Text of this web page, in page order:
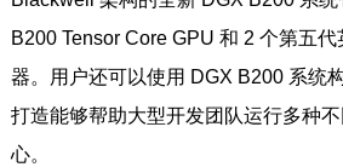
B200 Tensor Core GPU 和 2 个第五
器。用户还可以使用 DGX B200 系统
打造能够帮助大型开发团队运行多种
心。